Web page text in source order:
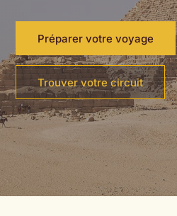
Préparer votre voyage
Trouver votre circuit